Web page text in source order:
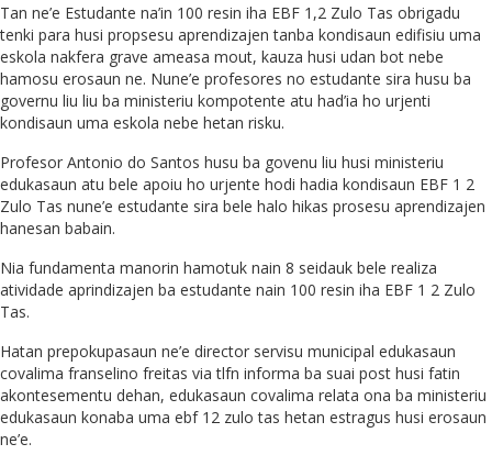
Tan ne’e Estudante na’in 100 resin iha EBF 1,2 Zulo Tas obrigadu
tenki para husi propsesu aprendizajen tanba kondisaun edifisiu uma
eskola nakfera grave ameasa mout, kauza husi udan bot nebe
hamosu erosaun ne. Nune’e profesores no estudante sira husu ba
governu liu liu ba ministeriu kompotente atu had’ia ho urjenti
kondisaun uma eskola nebe hetan risku.
Profesor Antonio do Santos husu ba govenu liu husi ministeriu
edukasaun atu bele apoiu ho urjente hodi hadia kondisaun EBF 1 2
Zulo Tas nune’e estudante sira bele halo hikas prosesu aprendizajen
hanesan babain.
Nia fundamenta manorin hamotuk nain 8 seidauk bele realiza
atividade aprindizajen ba estudante nain 100 resin iha EBF 1 2 Zulo
Tas.
Hatan prepokupasaun ne’e director servisu municipal edukasaun
covalima franselino freitas via tlfn informa ba suai post husi fatin
akontesementu dehan, edukasaun covalima relata ona ba ministeriu
edukasaun konaba uma ebf 12 zulo tas hetan estragus husi erosaun
ne’e.